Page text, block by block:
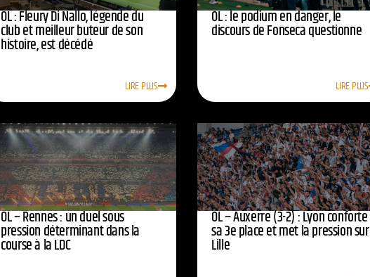
OL : Fleury Di Nallo, légende du
club et meilleur buteur de son
histoire, est décédé
LIRE PLUS
OL : le podium en danger, le
discours de Fonseca questionne
LIRE PLUS
OL – Rennes : un duel sous
pression déterminant dans la
course à la LDC
OL – Auxerre (3-2) : Lyon conforte
sa 3e place et met la pression sur
Lille